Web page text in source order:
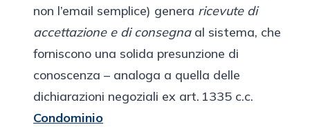
non l’email semplice) genera ricevute di
accettazione e di consegnaal sistema, che
forniscono una solida presunzione di
conoscenza – analoga a quella delle
dichiarazioni negoziali ex art. 1335 c.c.
Condominio